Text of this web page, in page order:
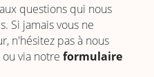
questions qui nous
Si jamais vous ne
n'hésitez pas à nous
ou via notre formulaire